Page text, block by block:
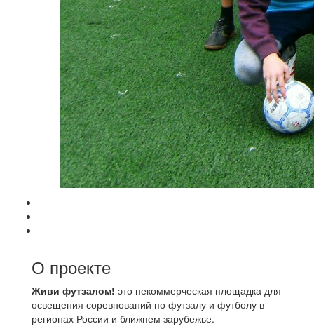
О проекте
Живи футзалом! это некоммерческая площадка для
освещения соревнований по футзалу и футболу в
регионах России и ближнем зарубежье.